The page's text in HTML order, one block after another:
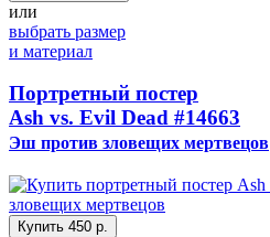
или
выбрать размер
и материал
Портретный постер
Ash vs. Evil Dead #14663
Эш против зловещих мертвецов
Купить 450 р.